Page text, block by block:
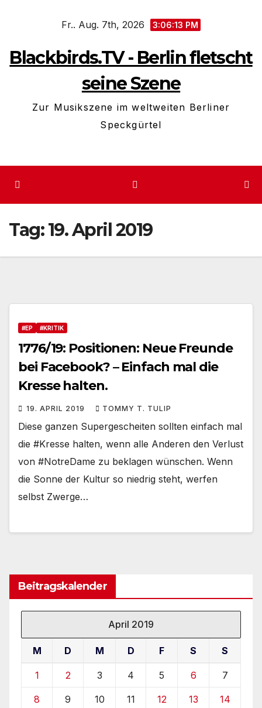
Fr.. Aug. 7th, 2026 3:06:13 PM
Blackbirds.TV - Berlin fletscht
seine Szene
Zur Musikszene im weltweiten Berliner
Speckgürtel
Tag:19. April 2019
#EP #KRITIK
1776/19: Positionen: Neue Freunde
bei Facebook? – Einfach mal die
Kresse halten.
19. APRIL 2019 TOMMY T. TULIP
Diese ganzen Supergescheiten sollten einfach mal
die #Kresse halten, wenn alle Anderen den Verlust
von #NotreDame zu beklagen wünschen. Wenn
die Sonne der Kultur so niedrig steht, werfen
selbst Zwerge…
Beitragskalender
April 2019
M D M D F S S
1 2 3 4 5 6 7
8 9 10 11 12 13 14